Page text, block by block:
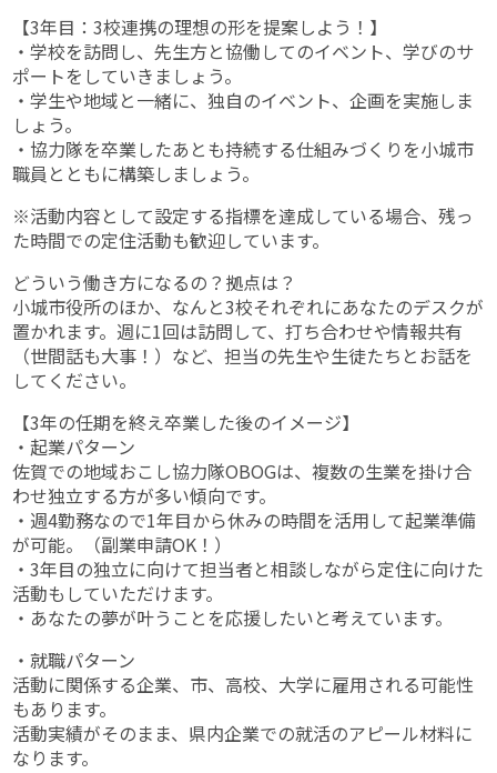
【3年目：3校連携の理想の形を提案しよう！】
・学校を訪問し、先生方と協働してのイベント、学びのサ
ポートをしていきましょう。
・学生や地域と一緒に、独自のイベント、企画を実施しま
しょう。
・協力隊を卒業したあとも持続する仕組みづくりを小城市
職員とともに構築しましょう。
※活動内容として設定する指標を達成している場合、残っ
た時間での定住活動も歓迎しています。
どういう働き方になるの？拠点は？
小城市役所のほか、なんと3校それぞれにあなたのデスクが
置かれます。週に1回は訪問して、打ち合わせや情報共有
（世間話も大事！）など、担当の先生や生徒たちとお話を
してください。
【3年の任期を終え卒業した後のイメージ】
・起業パターン
佐賀での地域おこし協力隊OBOGは、複数の生業を掛け合
わせ独立する方が多い傾向です。
・週4勤務なので1年目から休みの時間を活用して起業準備
が可能。（副業申請OK！）
・3年目の独立に向けて担当者と相談しながら定住に向けた
活動もしていただけます。
・あなたの夢が叶うことを応援したいと考えています。
・就職パターン
活動に関係する企業、市、高校、大学に雇用される可能性
もあります。
活動実績がそのまま、県内企業での就活のアピール材料に
なります。